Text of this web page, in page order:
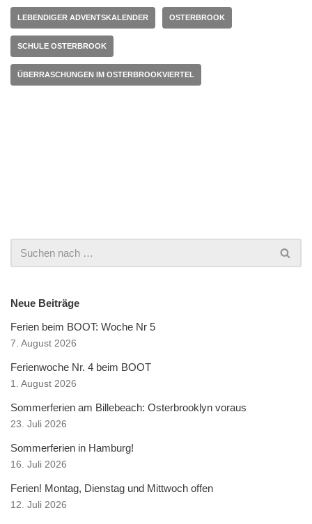
LEBENDIGER ADVENTSKALENDER OSTERBROOK
SCHULE OSTERBROOK
ÜBERRASCHUNGEN IM OSTERBROOKVIERTEL
Neue Beiträge
Ferien beim BOOT: Woche Nr 5
7. August 2026
Ferienwoche Nr. 4 beim BOOT
1. August 2026
Sommerferien am Billebeach: Osterbrooklyn voraus
23. Juli 2026
Sommerferien in Hamburg!
16. Juli 2026
Ferien! Montag, Dienstag und Mittwoch offen
12. Juli 2026